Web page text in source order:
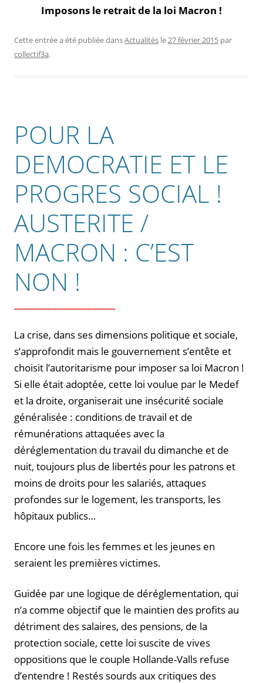
Imposons le retrait de la loi Macron !
Cette entrée a été publiée dansActualités le 27 février 2015 par
collectif3a.
POUR LA
DEMOCRATIE ET LE
PROGRES SOCIAL !
AUSTERITE /
MACRON : C’EST
NON !
La crise, dans ses dimensions politique et sociale,
s’approfondit mais le gouvernement s’entête et
choisit l’autoritarisme pour imposer sa loi Macron !
Si elle était adoptée, cette loi voulue par le Medef
et la droite, organiserait une insécurité sociale
généralisée : conditions de travail et de
rémunérations attaquées avec la
déréglementation du travail du dimanche et de
nuit, toujours plus de libertés pour les patrons et
moins de droits pour les salariés, attaques
profondes sur le logement, les transports, les
hôpitaux publics…
Encore une fois les femmes et les jeunes en
seraient les premières victimes.
Guidée par une logique de déréglementation, qui
n’a comme objectif que le maintien des profits au
détriment des salaires, des pensions, de la
protection sociale, cette loi suscite de vives
oppositions que le couple Hollande-Valls refuse
d’entendre ! Restés sourds aux critiques des